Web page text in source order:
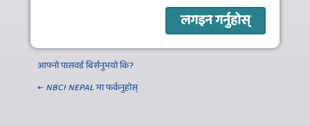
आफ्नो पासवर्ड बिर्सनुभयो कि?
←NBCI NEPALमा फर्कनुहोस्